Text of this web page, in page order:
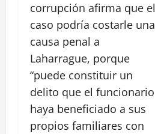
corrupción afirma que el
caso podría costarle una
causa penal a
Laharrague, porque
“puede constituir un
delito que el funcionario
haya beneficiado a sus
propios familiares con